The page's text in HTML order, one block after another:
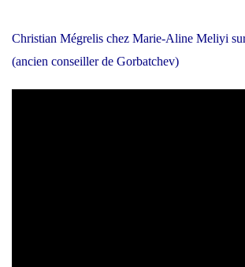
Christian Mégrelis chez Marie-Aline Meliyi
(ancien conseiller de Gorbatchev)